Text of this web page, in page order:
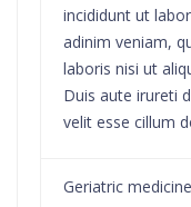
incididunt ut
adinim veniam,
laboris nisi ut
Duis aute irureti
velit esse cillum
Geriatric medicine